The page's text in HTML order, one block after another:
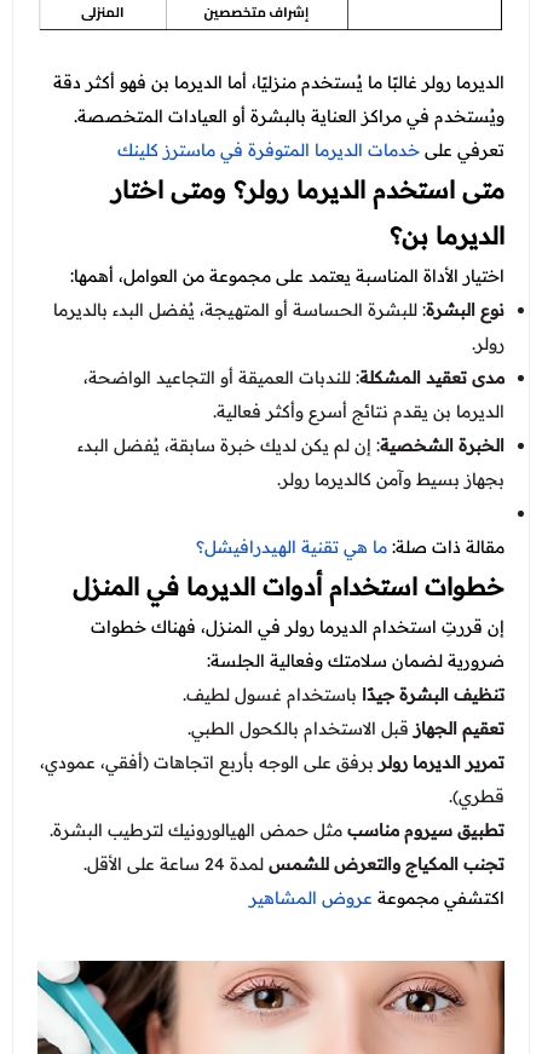
الديرما رولر غالبًا ما يُستخدم منزليًا، أما الديرما بن فهو أكثر دقة
ويُستخدم في مراكز العناية بالبشرة أو العيادات المتخصصة.
تعرفي على خدمات الديرما المتوفرة في ماسترز كلينك
متى استخدم الديرما رولر؟ ومتى اختار
الديرما بن؟
اختيار الأداة المناسبة يعتمد على مجموعة من العوامل، أهمها:
نوع البشرة: للبشرة الحساسة أو المتهيجة، يُفضل البدء بالديرما
رولر.
مدى تعقيد المشكلة: للندبات العميقة أو التجاعيد الواضحة،
الديرما بن يقدم نتائج أسرع وأكثر فعالية.
الخبرة الشخصية: إن لم يكن لديك خبرة سابقة، يُفضل البدء
بجهاز بسيط وآمن كالديرما رولر.
مقالة ذات صلة: ما هي تقنية الهيدرافيشل؟
خطوات استخدام أدوات الديرما في المنزل
إن قررتِ استخدام الديرما رولر في المنزل، فهناك خطوات
ضرورية لضمان سلامتك وفعالية الجلسة:
تنظيف البشرة جيدًاباستخدام غسول لطيف.
تعقيم الجهازقبل الاستخدام بالكحول الطبي.
تمرير الديرما رولربرفق على الوجه بأربع اتجاهات (أفقي، عمودي،
قطري).
تطبيق سيروم مناسبمثل حمض الهيالورونيك لترطيب البشرة.
تجنب المكياج والتعرض للشمسلمدة 24 ساعة على الأقل.
اكتشفي مجموعةعروض المشاهير